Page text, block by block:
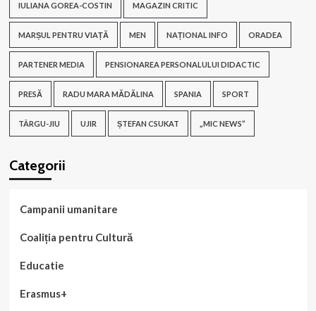
IULIANA GOREA-COSTIN MAGAZIN CRITIC
MARȘUL PENTRU VIAȚĂ MEN NAȚIONAL INFO ORADEA
PARTENER MEDIA PENSIONAREA PERSONALULUI DIDACTIC
PRESĂ RADU MARA MĂDĂLINA SPANIA SPORT
TÂRGU-JIU UJIR ȘTEFAN CSUKAT „MIC NEWS”
Categorii
Campanii umanitare
Coaliția pentru Cultură
Educatie
Erasmus+